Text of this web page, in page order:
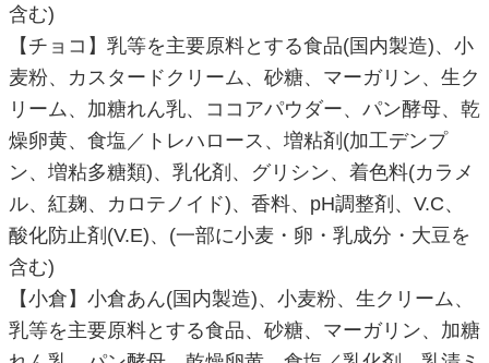
含む)
【チョコ】乳等を主要原料とする食品(国内製造)、小
麦粉、カスタードクリーム、砂糖、マーガリン、生ク
リーム、加糖れん乳、ココアパウダー、パン酵母、乾
燥卵黄、食塩／トレハロース、増粘剤(加工デンプ
ン、増粘多糖類)、乳化剤、グリシン、着色料(カラメ
ル、紅麹、カロテノイド)、香料、pH調整剤、V.C、
酸化防止剤(V.E)、(一部に小麦・卵・乳成分・大豆を
含む)
【小倉】小倉あん(国内製造)、小麦粉、生クリーム、
乳等を主要原料とする食品、砂糖、マーガリン、加糖